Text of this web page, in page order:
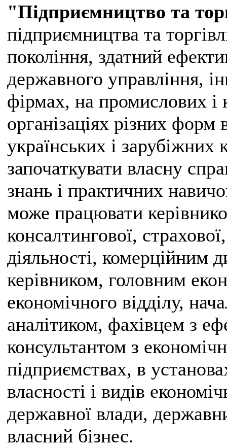
"Підприємництво та
підприємництва та
покоління, здатний
державного управління,
фірмах, на промислових і
організаціях різних форм
українських і
започаткувати власну
знань і практичних
може працювати
консалтингової,
діяльності, комерційним
керівником, головним
економічного відділу,
аналітиком, фахівцем з
консультантом з
підприємствах, в
власності і видів
державної влади,
власний бізнес.